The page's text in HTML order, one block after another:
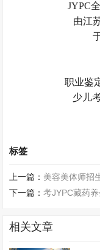
JYPC
由江
职业鉴
少儿
标签
上一篇： 美容美体师招
下一篇：考JYPC藏药
相关文章